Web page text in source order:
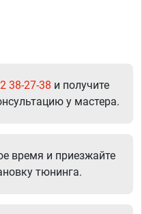
38-27-38 и получите
у мастера.
время и приезжайте
тюнинга.